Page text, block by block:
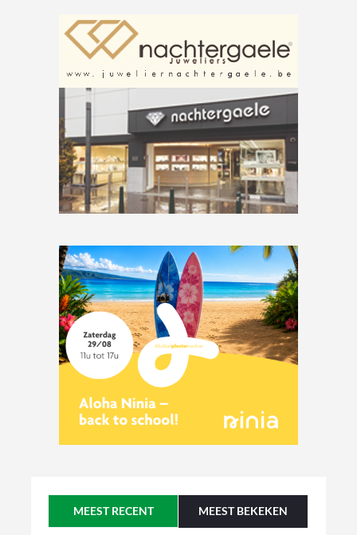
MEEST RECENT MEEST BEKEKEN